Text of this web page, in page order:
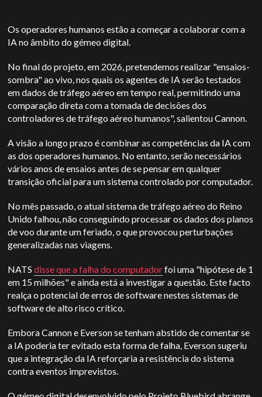
Os operadores humanos estão a começar a colaborar com a
IA no âmbito do gémeo digital.
No final do projeto, em 2026, pretendemos realizar "ensaios-
sombra" ao vivo, nos quais os agentes de IA serão testados
em dados de tráfego aéreo em tempo real, permitindo uma
comparação direta com a tomada de decisões dos
controladores de tráfego aéreo humanos", salientou Cannon.
A visão a longo prazo é combinar as competências da IA com
as dos operadores humanos. No entanto, serão necessários
vários anos de ensaios antes de se pensar em qualquer
transição oficial para um sistema controlado por computador.
No mês passado, o atual sistema de tráfego aéreo do Reino
Unido falhou, não conseguindo processar os dados dos planos
de voo durante um feriado, o que provocou perturbações
generalizadas nas viagens.
NATSdisse que a falha do computadorfoi uma "hipótese de 1
em 15 milhões" e ainda está a investigar a questão. Este facto
realça o potencial de erros de software nestes sistemas de
software de alto risco crítico.
Embora Cannon e Everson se tenham abstido de comentar se
a IA poderia ter evitado esta forma de falha, Everson sugeriu
que a integração da IA reforçaria a resistência do sistema
contra eventos imprevistos.